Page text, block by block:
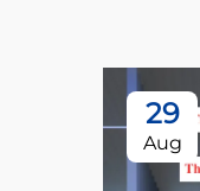
29
Aug